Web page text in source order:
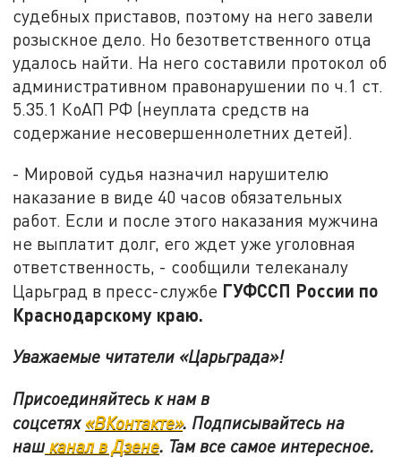
судебных приставов, поэтому на него завели
розыскное дело. Но безответственного отца
удалось найти. На него составили протокол об
административном правонарушении по ч.1 ст.
5.35.1 КоАП РФ (неуплата средств на
содержание несовершеннолетних детей).
- Мировой судья назначил нарушителю
наказание в виде 40 часов обязательных
работ. Если и после этого наказания мужчина
не выплатит долг, его ждет уже уголовная
ответственность, - сообщили телеканалу
Царьград в пресс-службе ГУФССП России по
Краснодарскому краю.
Уважаемые читатели «Царьграда»!
Присоединяйтесь к нам в
соцсетях«ВКонтакте». Подписывайтесь на
нашканал в Дзене. Там все самое интересное.